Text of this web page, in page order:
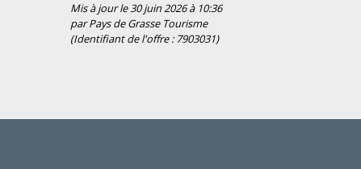
Mis à jour le 30 juin 2026 à 10:36
par Pays de Grasse Tourisme
(Identifiant de l'offre : 7903031)